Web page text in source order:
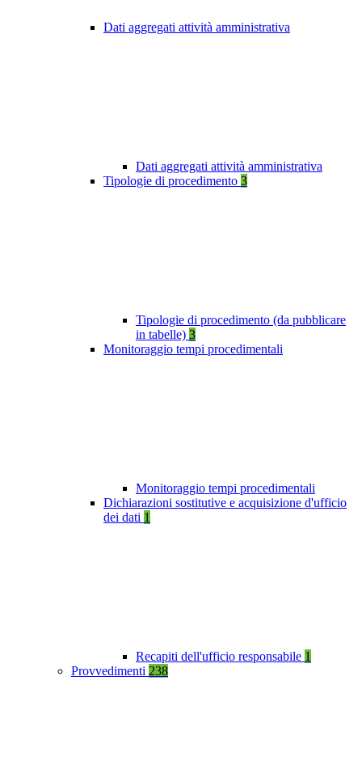
Dati aggregati attività amministrativa
Dati aggregati attività amministrativa
Tipologie di procedimento 3
Tipologie di procedimento (da pubblicare
in tabelle) 3
Monitoraggio tempi procedimentali
Monitoraggio tempi procedimentali
Dichiarazioni sostitutive e acquisizione d'ufficio
dei dati 1
Recapiti dell'ufficio responsabile 1
Provvedimenti 238